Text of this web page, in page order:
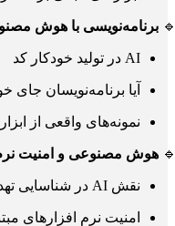
برنامه‌نویسی با هوش
AI در تولید خودکار کد
آیا برنامه‌نویسان
نمونه‌های واقعی از
هوش مصنوعی و امنیت نرم
نقش AI در شناسایی تهدیدات سایبری
امنیت نرم افزارهای